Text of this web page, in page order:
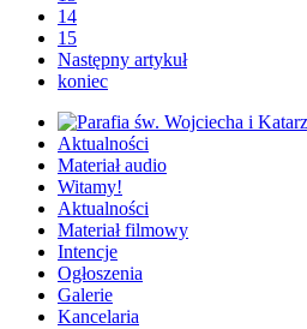
14
15
Następny artykuł
koniec
Aktualności
Materiał audio
Witamy!
Aktualności
Materiał filmowy
Intencje
Ogłoszenia
Galerie
Kancelaria